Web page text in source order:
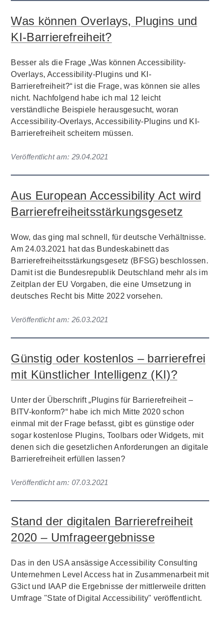
Was können Overlays, Plugins und
KI-Barrierefreiheit?
Besser als die Frage „Was können Accessibility-
Overlays, Accessibility-Plugins und KI-
Barrierefreiheit?“ ist die Frage, was können sie alles
nicht. Nachfolgend habe ich mal 12 leicht
verständliche Beispiele herausgesucht, woran
Accessibility-Overlays, Accessibility-Plugins und KI-
Barrierefreiheit scheitern müssen.
Veröffentlicht am: 29.04.2021
Aus European Accessibility Act wird
Barrierefreiheitsstärkungsgesetz
Wow, das ging mal schnell, für deutsche Verhältnisse.
Am 24.03.2021 hat das Bundeskabinett das
Barrierefreiheitsstärkungsgesetz (BFSG) beschlossen.
Damit ist die Bundesrepublik Deutschland mehr als im
Zeitplan der EU Vorgaben, die eine Umsetzung in
deutsches Recht bis Mitte 2022 vorsehen.
Veröffentlicht am: 26.03.2021
Günstig oder kostenlos – barrierefrei
mit Künstlicher Intelligenz (KI)?
Unter der Überschrift „Plugins für Barrierefreiheit –
BITV-konform?“ habe ich mich Mitte 2020 schon
einmal mit der Frage befasst, gibt es günstige oder
sogar kostenlose Plugins, Toolbars oder Widgets, mit
denen sich die gesetzlichen Anforderungen an digitale
Barrierefreiheit erfüllen lassen?
Veröffentlicht am: 07.03.2021
Stand der digitalen Barrierefreiheit
2020 – Umfrageergebnisse
Das in den USA ansässige Accessibility Consulting
Unternehmen Level Access hat in Zusammenarbeit mit
G3ict und IAAP die Ergebnisse der mittlerweile dritten
Umfrage "State of Digital Accessibility" veröffentlicht.